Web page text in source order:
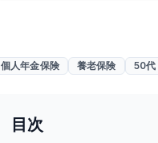
個人年金保険 養老保険 50代
目次